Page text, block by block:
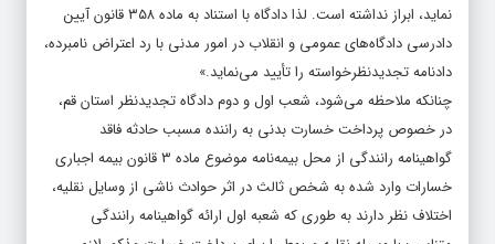
نماید، ابراز نداشته است. لذا دادگاه با استناد به ماده ۳۵۸ قانون آیین
دادرسی دادگاه‌های عمومی و انقلاب در امور مدنی با رد اعتراض نامبرده،
دادنامه تجدیدنظرخواسته را تأیید می‌نماید.»
چنانکه ملاحظه می‌شود، شعب اول و دوم دادگاه تجدیدنظر استان قم،
در خصوص پرداخت خسارت بدنی به راننده مسبب حادثه فاقد
گواهینامه رانندگی از محل بیمه‌نامه موضوع ماده ۳ قانون بیمه اجباری
خسارات وارد شده به شخص ثالث در اثر حوادث ناشی از وسایل نقلیه،
اختلاف ‌نظر دارند به طوری که شعبه اول ارائه گواهینامه رانندگی